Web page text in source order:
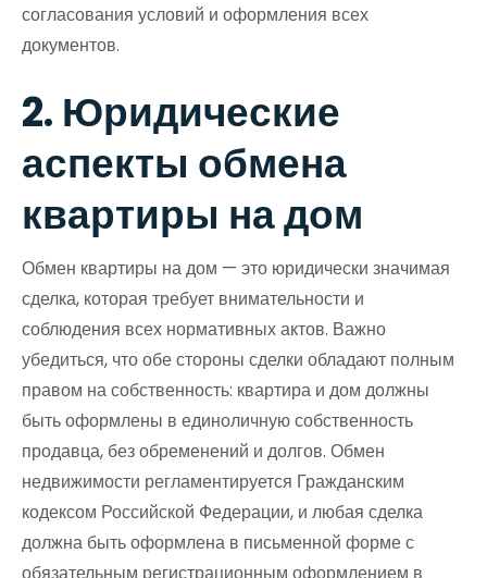
согласования условий и оформления всех
документов.
2. Юридические
аспекты обмена
квартиры на дом
Обмен квартиры на дом — это юридически значимая
сделка, которая требует внимательности и
соблюдения всех нормативных актов. Важно
убедиться, что обе стороны сделки обладают полным
правом на собственность: квартира и дом должны
быть оформлены в единоличную собственность
продавца, без обременений и долгов. Обмен
недвижимости регламентируется Гражданским
кодексом Российской Федерации, и любая сделка
должна быть оформлена в письменной форме с
обязательным регистрационным оформлением в